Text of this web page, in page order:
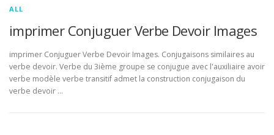
ALL
imprimer Conjuguer Verbe Devoir Images
imprimer Conjuguer Verbe Devoir Images. Conjugaisons similaires au
verbe devoir. Verbe du 3ième groupe se conjugue avec l'auxiliaire avoir
verbe modèle verbe transitif admet la construction conjugaison du
verbe devoir …